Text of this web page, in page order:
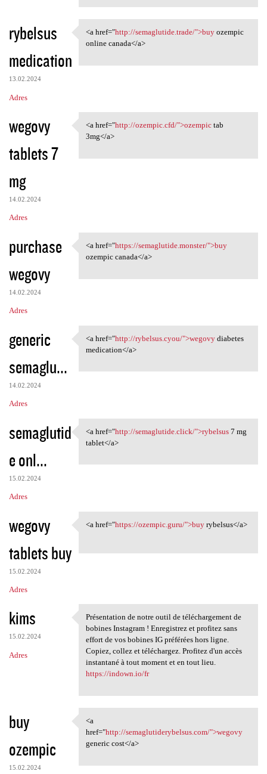
rybelsus
medication
13.02.2024
Adres
<a href="http://semaglutide
<a href="http://semaglutide.trade/">buyozempic
online canada</a>
wegovy
tablets 7
mg
14.02.2024
Adres
<a href="http://ozempic.cfd/"
<a href="http://ozempic.cfd/">ozempictab
3mg</a>
purchase
wegovy
14.02.2024
Adres
<a href="https://semaglutide
<a href="https://semaglutide.monster/">buy
ozempic canada</a>
generic
semaglu...
14.02.2024
Adres
<a href="http://rybelsus.cyou
<a href="http://rybelsus.cyou/">wegovydiabetes
medication</a>
semaglutid
e onl...
15.02.2024
Adres
<a href="http://semaglutide
<a href="http://semaglutide.click/">rybelsus7 mg
tablet</a>
wegovy
tablets buy
15.02.2024
Adres
<a href="https://ozempic.guru
<a href="https://ozempic.guru/">buyrybelsus</a>
kims
15.02.2024
Adres
Présentation de notre outil
Présentation de notre outil de téléchargement de
bobines Instagram ! Enregistrez et profitez sans
effort de vos bobines IG préférées hors ligne.
Copiez, collez et téléchargez. Profitez d'un accès
instantané à tout moment et en tout lieu.
https://indown.io/fr
buy
ozempic
15.02.2024
<a href="http:/
<a
href="http://semaglutiderybelsus.com/">wegovy
generic cost</a>